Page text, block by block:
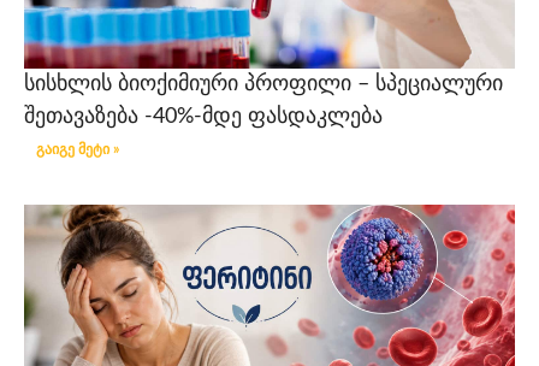
სისხლის ბიოქიმიური პროფილი – სპეციალური
შეთავაზება -40%-მდე ფასდაკლება
გაიგე მეტი »